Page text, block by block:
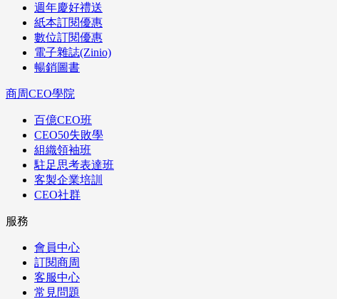
週年慶好禮送
紙本訂閱優惠
數位訂閱優惠
電子雜誌(Zinio)
暢銷圖書
商周CEO學院
百億CEO班
CEO50失敗學
組織領袖班
駐足思考表達班
客製企業培訓
CEO社群
服務
會員中心
訂閱商周
客服中心
常見問題